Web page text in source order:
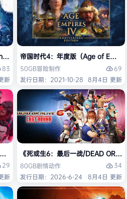
Light 2 Stay Human: Reloaded
83
新
帝国时代4：年度版（Age of
50GB冒险制作
69
发行日期：2021-10-28 8月4日 更新
文版
29
新
《死或生6：最后一战/DEAD OR
80GB剧情动作
34
发行日期：2026-6-24
8月4日 更新